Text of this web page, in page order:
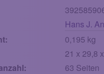
Hans J.
0,195 kg
21 x 29,8
63 Seiten